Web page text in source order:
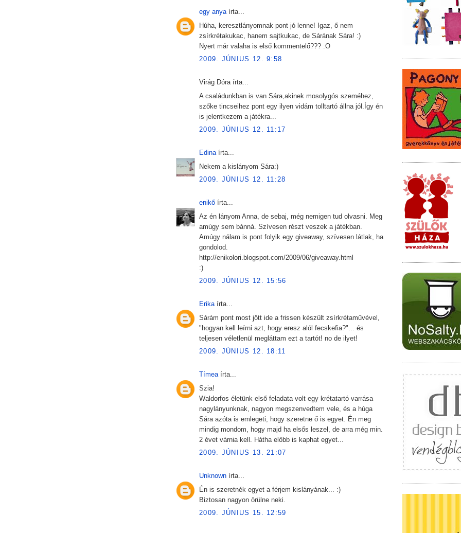
egy anyaírta...
Húha, keresztlányomnak pont jó lenne! Igaz, ő nem
zsírkrétakukac, hanem sajtkukac, de Sárának Sára! :)
Nyert már valaha is első kommentelő??? :O
2009. JÚNIUS 12. 9:58
Virág Dóra írta...
A családunkban is van Sára,akinek mosolygós szeméhez,
szőke tincseihez pont egy ilyen vidám tolltartó állna jól.Így én
is jelentkezem a játékra...
2009. JÚNIUS 12. 11:17
Edinaírta...
Nekem a kislányom Sára:)
2009. JÚNIUS 12. 11:28
enikő írta...
Az én lányom Anna, de sebaj, még nemigen tud olvasni. Meg
amúgy sem bánná. Szívesen részt veszek a játékban.
Amúgy nálam is pont folyik egy giveaway, szívesen látlak, ha
gondolod.
http://enikolori.blogspot.com/2009/06/giveaway.html
:)
2009. JÚNIUS 12. 15:56
Erikaírta...
Sárám pont most jött ide a frissen készült zsírkrétaművével,
"hogyan kell leírni azt, hogy eresz alól fecskefia?"... és
teljesen véletlenül megláttam ezt a tartót! no de ilyet!
2009. JÚNIUS 12. 18:11
Tímeaírta...
Szia!
Waldorfos életünk első feladata volt egy krétatartó varrása
nagylányunknak, nagyon megszenvedtem vele, és a húga
Sára azóta is emlegeti, hogy szeretne ő is egyet. Én meg
mindig mondom, hogy majd ha elsős leszel, de arra még min.
2 évet várnia kell. Hátha előbb is kaphat egyet...
2009. JÚNIUS 13. 21:07
Unknown írta...
Én is szeretnék egyet a férjem kislányának... :)
Biztosan nagyon örülne neki.
2009. JÚNIUS 15. 12:59